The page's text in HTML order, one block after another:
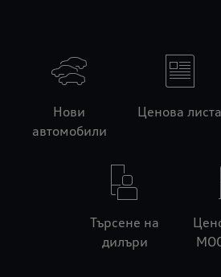
Нови
автомобили
Ценова листа
Търсене на
дилъри